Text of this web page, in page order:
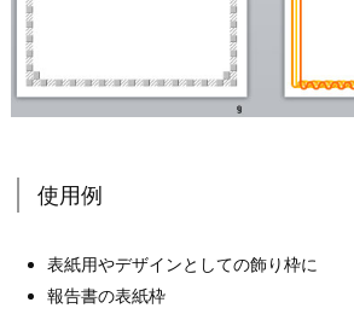
使用例
表紙用やデザインとしての飾り枠に
報告書の表紙枠